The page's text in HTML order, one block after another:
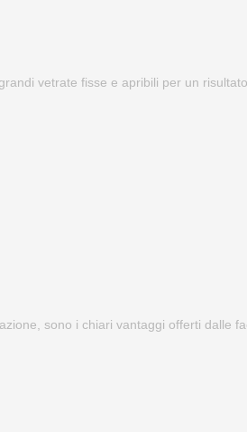
vetrate fisse e apribili per un
sono i chiari vantaggi offerti dalle